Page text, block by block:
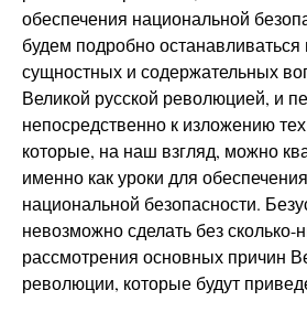
обеспечения национальной
будем подробно останавливаться
сущностных и содержательных
Великой русской революцией, и
непосредственно к изложению
которые, на наш взгляд, можно
именно как уроки для
национальной безопасности.
невозможно сделать без сколько-
рассмотрения основных причин
революции, которые будут